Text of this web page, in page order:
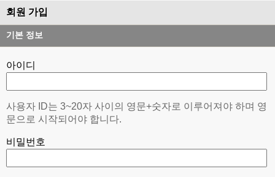
회원 가입
기본 정보
아이디
사용자 ID는 3~20자 사이의 영문+숫자로 이루어져야 하며 영
문으로 시작되어야 합니다.
비밀번호